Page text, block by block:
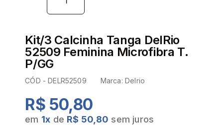
Kit/3 Calcinha Tanga DelRio
52509 Feminina Microfibra T.
P/GG
CÓD -DELR52509 Marca:Delrio
R$ 50,80
em 1x de R$ 50,80 sem juros